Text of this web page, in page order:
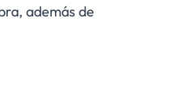
además de